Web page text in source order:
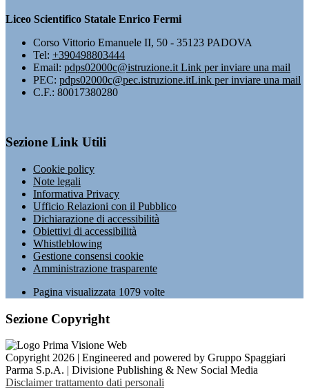
Liceo Scientifico Statale Enrico Fermi
Corso Vittorio Emanuele II, 50 - 35123 PADOVA
Tel: +390498803444
Email: pdps02000c@istruzione.it Link per inviare una mail
PEC: pdps02000c@pec.istruzione.itLink per inviare una mail
C.F.: 80017380280
Sezione Link Utili
Cookie policy
Note legali
Informativa Privacy
Ufficio Relazioni con il Pubblico
Dichiarazione di accessibilità
Obiettivi di accessibilità
Whistleblowing
Gestione consensi cookie
Amministrazione trasparente
Pagina visualizzata 1079 volte
Sezione Copyright
Copyright 2026 | Engineered and powered by Gruppo Spaggiari
Parma S.p.A. | Divisione Publishing & New Social Media
Disclaimer trattamento dati personali